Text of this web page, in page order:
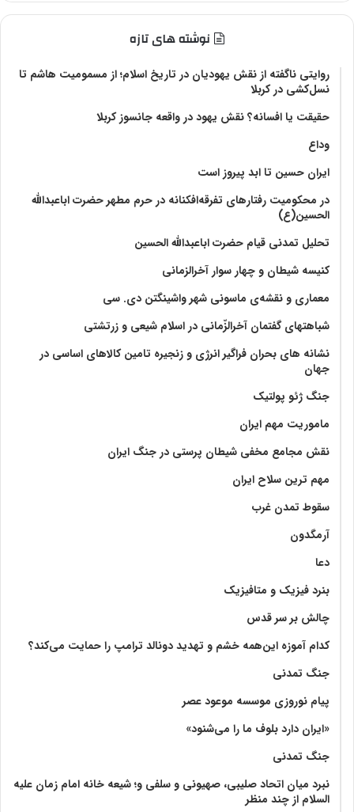
نوشته های تازه
روایتی ناگفته از نقش یهودیان در تاریخ اسلام؛ از مسمومیت هاشم تا
نسل‌کشی در کربلا
حقیقت یا افسانه؟‌ نقش یهود در واقعه جانسوز کربلا
وداع
ایران حسین تا ابد پیروز است
در محکومیت رفتارهای تفرقه‌افکنانه در حرم مطهر حضرت اباعبدالله
الحسین(ع)
تحلیل تمدنی قیام حضرت اباعبدالله الحسین
کنیسه شیطان و چهار سوار آخرالزمانی
معماری و نقشه‌ی ماسونی شهر واشينگتن دی. سی
شباهتهای گفتمان آخر‌الزّمانی در اسلام شیعی و زرتشتی
نشانه های بحران فراگیر انرژی و زنجیره تامین کالاهای اساسی در
جهان
جنگ ژئو پولتیک
ماموریت مهم ایران
نقش مجامع مخفی شیطان پرستی در جنگ ایران
مهم ترین سلاح ایران
سقوط تمدن غرب
آرمگدون
دعا
بنرد فیزیک و متافیزیک
چالش بر سر قدس
کدام آموزه این‌همه خشم و تهدید دونالد ترامپ را حمایت می‌کند؟
جنگ تمدنی
پیام نوروزی موسسه موعود عصر
«ایران دارد بلوف ما را می‌شنود»
جنگ تمدنی
نبرد میان اتحاد صلیبی، صهیونی و سلفی و؛ شیعه خانه امام زمان علیه
السلام از چند منظر